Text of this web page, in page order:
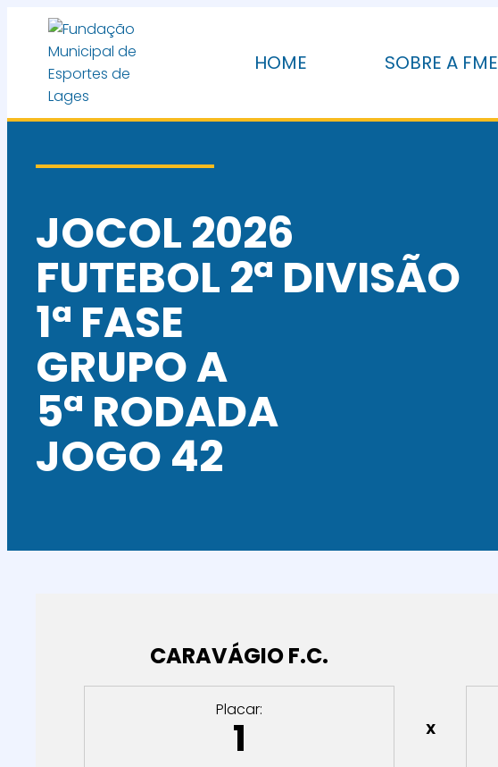
HOME SOBRE A FME
JOCOL 2026
FUTEBOL 2ª DIVISÃO
1ª FASE
GRUPO A
5ª RODADA
JOGO 42
CARAVÁGIO F.C.
Placar:
1 X